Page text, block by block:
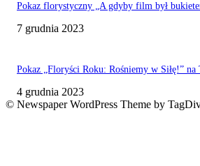
Pokaz florystyczny „A gdyby film był
7 grudnia 2023
Pokaz „Floryści Roku: Rośniemy w Siłę!” na
4 grudnia 2023
© Newspaper WordPress Theme by